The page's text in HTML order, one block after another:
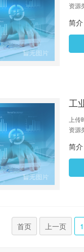
资源
简
工
上
资源
简
首页 上一页 1